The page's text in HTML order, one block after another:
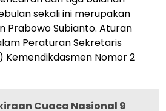
sekali ini merupakan
Prabowo Subianto. Aturan
Peraturan Sekretaris
Kemendikdasmen Nomor 2
Cuaca Nasional 9